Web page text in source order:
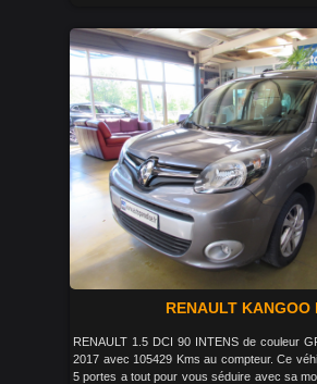
RENAULT KANGOO
RENAULT 1.5 DCI 90 INTENS de couleur
2017 avec 105429 Kms au compteur. Ce
5 portes a tout pour vous séduire avec sa